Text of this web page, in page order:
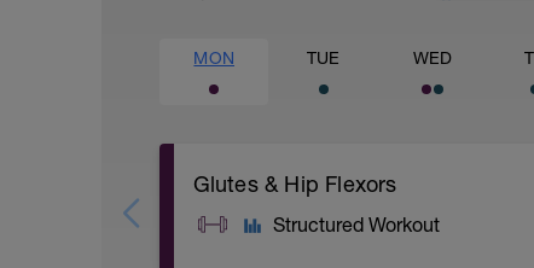
MON TUE WED
Glutes & Hip Flexors
Structured Workout